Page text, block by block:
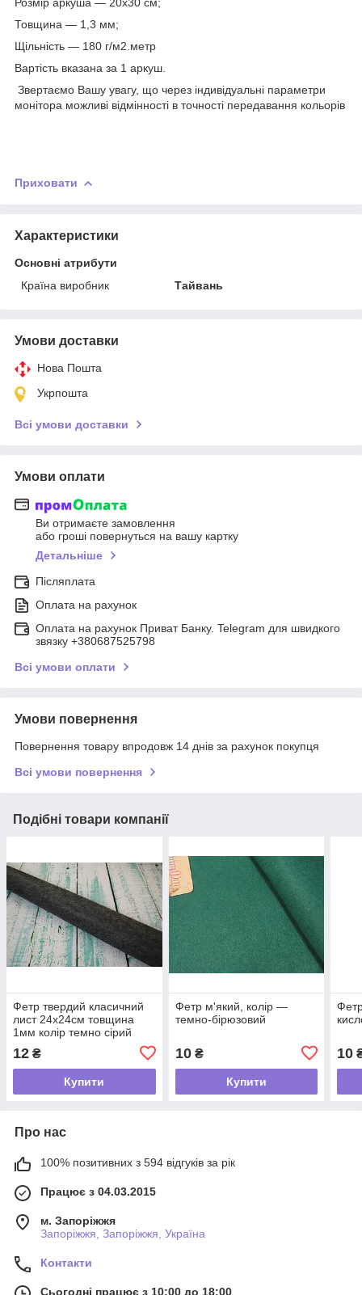
Товщина — 1,3 мм;
Щільність — 180 г/м2.метр
Вартість вказана за 1 аркуш.
Звертаємо Вашу увагу, що через індивідуальні параметри
монітора можливі відмінності в точності передавання кольорів
Приховати
Характеристики
Основні атрибути
Країна виробник
Тайвань
Умови доставки
Нова Пошта
Укрпошта
Всі умови доставки
Умови оплати
Ви отримаєте замовлення
або гроші повернуться на вашу картку
Детальніше
Післяплата
Оплата на рахунок
Оплата на рахунок Приват Банку. Telegram для швидкого
звязку +380687525798
Всі умови оплати
Умови повернення
Повернення товару впродовж 14 днів за рахунок покупця
Всі умови повернення
Подібні товари компанії
Фетр твердий класичний
лист 24х24см товщина
1мм колір темно сірий
12 ₴
Купити
Фетр м'який, колір —
темно-бірюзовий
10₴
Купити
10
Про нас
100% позитивних з 594 відгуків за рік
Працює з 04.03.2015
м. Запоріжжя
Запоріжжя, Запоріжжя, Україна
Контакти
Сьогодні працює з 10:00 до 18:00